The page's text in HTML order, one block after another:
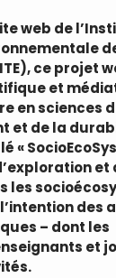
web de
ce projet
et
en sciences
et de la
«
et
les
des
– dont les
et